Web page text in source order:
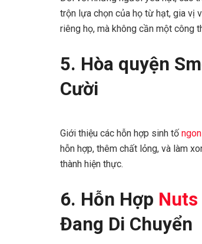
trộn lựa chọn của họ từ hạt, gia vị
riêng họ, mà không cần một công
5. Hòa quyện
Cười
Giới thiệu các hỗn hợp sinh tố ngon
hỗn hợp, thêm chất lỏng, và làm
thành hiện thực.
6. Hỗn Hợp Nuts
Đang Di Chuyển